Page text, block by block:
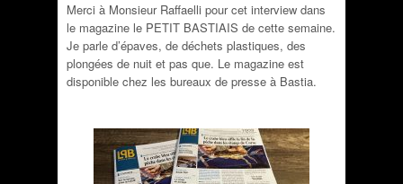
Merci à Monsieur Raffaelli pour cet interview dans
le magazine le PETIT BASTIAIS de cette semaine.
Je parle d’épaves, de déchets plastiques, des
plongées de nuit et pas que. Le magazine est
disponible chez les bureaux de presse à Bastia.